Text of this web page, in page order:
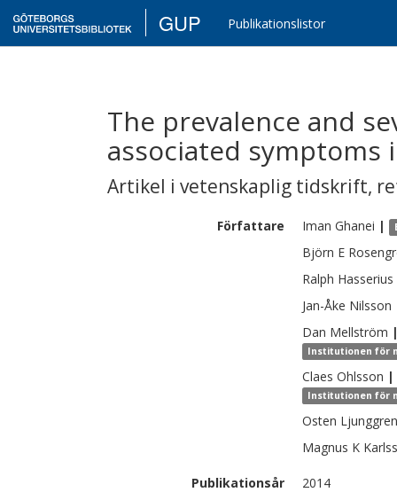
GUP Publikationslistor
The prevalence and
associated symptoms
Artikel i vetenskaplig tidskrift,
Författare Iman Ghanei |
Björn E
Ralph Hasserius
Jan-Åke Nilsson
Dan Mellström
Institutionen för
Claes Ohlsson |
Institutionen för
Osten Ljunggren
Magnus K
Publikationsår
2014